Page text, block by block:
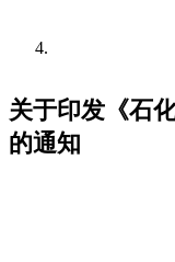
关于印发《石
的通知